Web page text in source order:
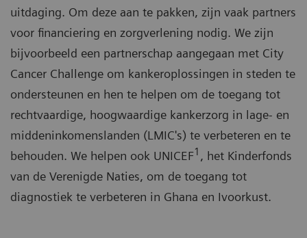
uitdaging. Om deze aan te pakken, zijn vaak partners
voor financiering en zorgverlening nodig. We zijn
bijvoorbeeld een partnerschap aangegaan met City
Cancer Challenge om kankeroplossingen in steden te
ondersteunen en hen te helpen om de toegang tot
rechtvaardige, hoogwaardige kankerzorg in lage- en
middeninkomenslanden (LMIC's) te verbeteren en te
behouden. We helpen ook UNICEF1 , het Kinderfonds
van de Verenigde Naties, om de toegang tot
diagnostiek te verbeteren in Ghana en Ivoorkust.